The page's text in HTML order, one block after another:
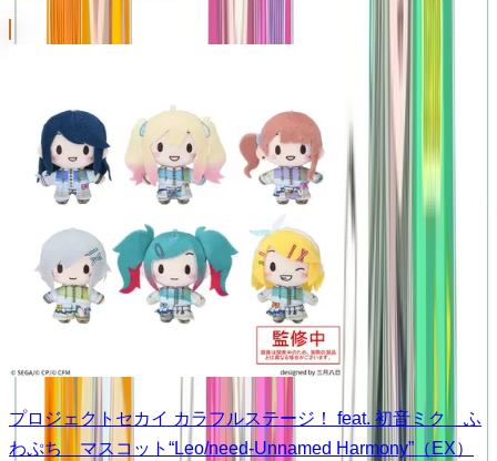
プロジェクトセカイ カラフルステージ！ feat. 初音ミク ふ
わぷち マスコット“Leo/need-Unnamed Harmony”（EX）